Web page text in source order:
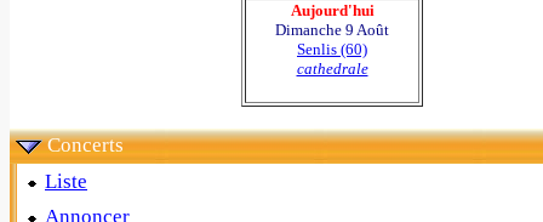
Aujourd'hui
Dimanche 9 Août
Senlis (60)
cathedrale
Concerts
Liste
Annoncer